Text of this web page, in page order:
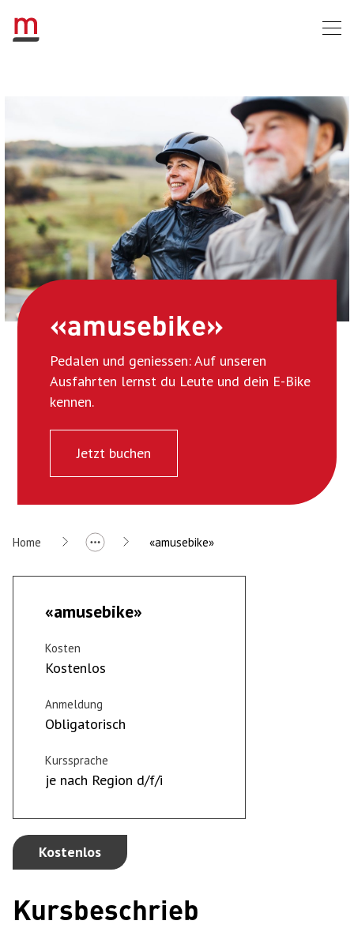
«amusebike»
Pedalen und geniessen: Auf unseren
Ausfahrten lernst du Leute und dein E-Bike
kennen.
Jetzt buchen
Home «amusebike»
Kostenlos
«amusebike»
Kosten
Kostenlos
Anmeldung
Obligatorisch
Kurssprache
je nach Region d/f/i
Kursbeschrieb